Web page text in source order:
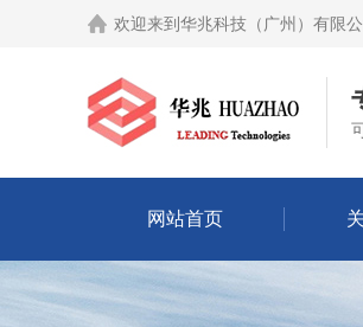
欢迎来到 华兆科技（广州）有限
网站首页